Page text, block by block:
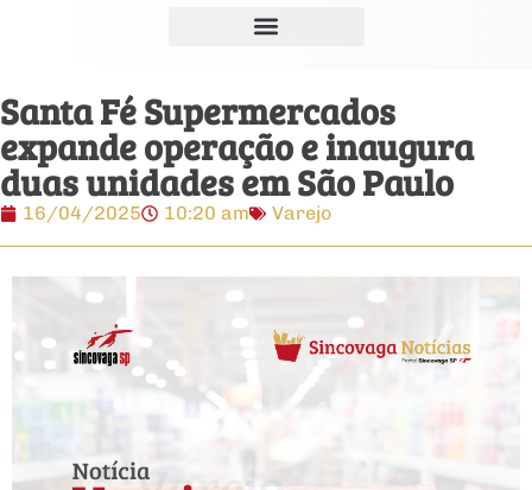
Santa Fé Supermercados
expande operação e inaugura
duas unidades em São Paulo
16/04/2025 10:20 am Varejo